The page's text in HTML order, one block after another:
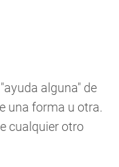
alguna" de
una forma u otra.
cualquier otro